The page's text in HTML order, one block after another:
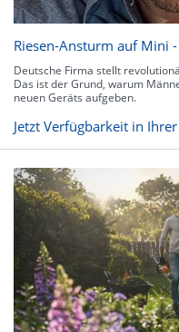
Riesen-Ansturm auf Mini
Deutsche Firma stellt
Das ist der Grund, warum
neuen Geräts aufgeben.
Jetzt Verfügbarkeit in